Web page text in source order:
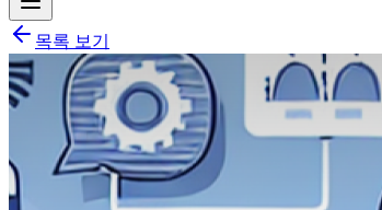
목록 보기